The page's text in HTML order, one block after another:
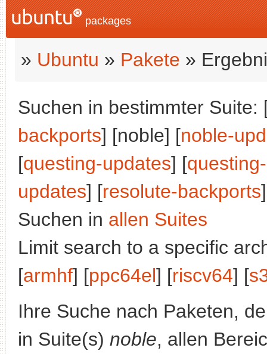
packages
» Ubuntu » Pakete »
Suchen in bestimmter Suite:
backports] [noble] [noble-
[questing-updates] [
updates] [resolute-backports
Suchen in allen Suites
Limit search to a specific
[armhf] [ppc64el] [riscv64] [
Ihre Suche nach Paketen,
in Suite(s) noble, allen